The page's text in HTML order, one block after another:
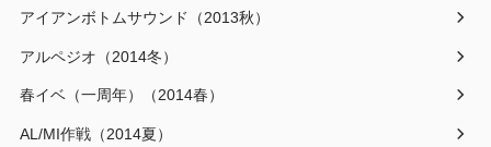
アイアンボトムサウンド（2013秋）
アルペジオ（2014冬）
春イベ（一周年）（2014春）
AL/MI作戦（2014夏）